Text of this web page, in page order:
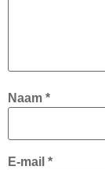
Naam *
E-mail *